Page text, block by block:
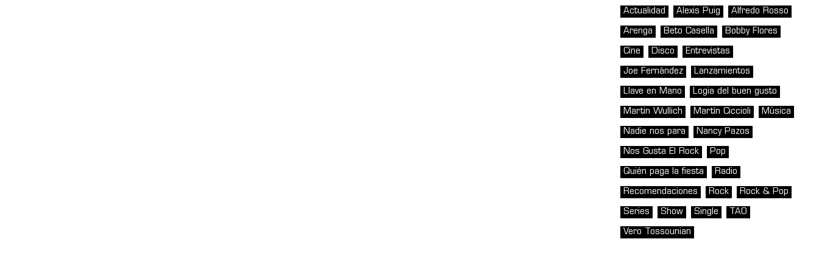
Actualidad Alexis Puig Alfredo Rosso
Arenga Beto Casella Bobby Flores
Cine Disco Entrevistas
Joe Fernández Lanzamientos
Llave en Mano Logia del buen gusto
Martin Wullich Martín Ciccioli Música
Nadie nos para Nancy Pazos
Nos Gusta El Rock Pop
Quién paga la fiesta Radio
Recomendaciones Rock Rock & Pop
Series Show Single TAO
Vero Tossounian